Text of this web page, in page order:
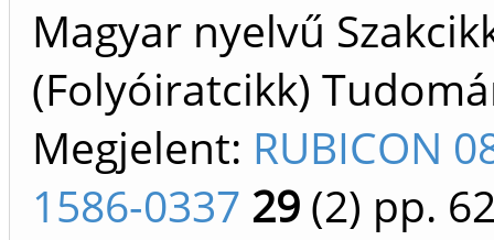
Magyar nyelvű
(Folyóiratcikk)
Megjelent: RUBICON
1586-0337 29 (2) pp.